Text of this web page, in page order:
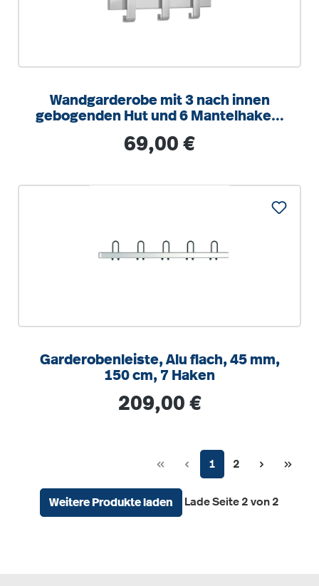
Wandgarderobe mit 3 nach innen
gebogenden Hut und 6 Mantelhaken,
Regulärer Preis:
69,00 €
Garderobenleiste, Alu flach, 45 mm,
150 cm, 7 Haken
Regulärer Preis:
209,00 €
Seite
1 Seite
2
Weitere Produkte laden Lade Seite 2 von 2